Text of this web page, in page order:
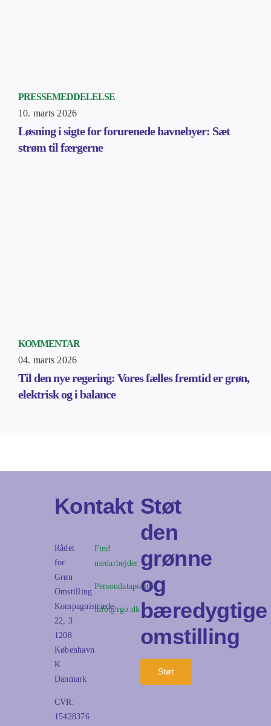
PRESSEMEDDELELSE
10. marts 2026
Løsning i sigte for forurenede havnebyer: Sæt
strøm til færgerne
KOMMENTAR
04. marts 2026
Til den nye regering: Vores fælles fremtid er grøn,
elektrisk og i balance
Kontakt
Rådet
for
Grøn
Omstilling
Kompagnistræde
22, 3
1208
København
K
Danmark
CVR:
15428376
Find
medarbejder
Persondatapolitik
info@rgo.dk
Støt
den
grønne
og
bæredygtige
omstilling
Støt